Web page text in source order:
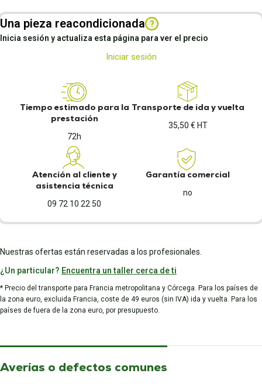
Una pieza reacondicionada ?
Inicia sesión y actualiza esta página para ver el precio
Iniciar sesión
Tiempo estimado para la
prestación
72h
Transporte de ida y vuelta
35,50 € HT
Atención al cliente y
asistencia técnica
09 72 10 22 50
Garantía comercial
no
Nuestras ofertas están reservadas a los profesionales.
¿Un particular? Encuentra un taller cerca de ti
* Precio del transporte para Francia metropolitana y Córcega. Para los países de
la zona euro, excluida Francia, coste de 49 euros (sin IVA) ida y vuelta. Para los
países de fuera de la zona euro, por presupuesto.
Averías o defectos comunes